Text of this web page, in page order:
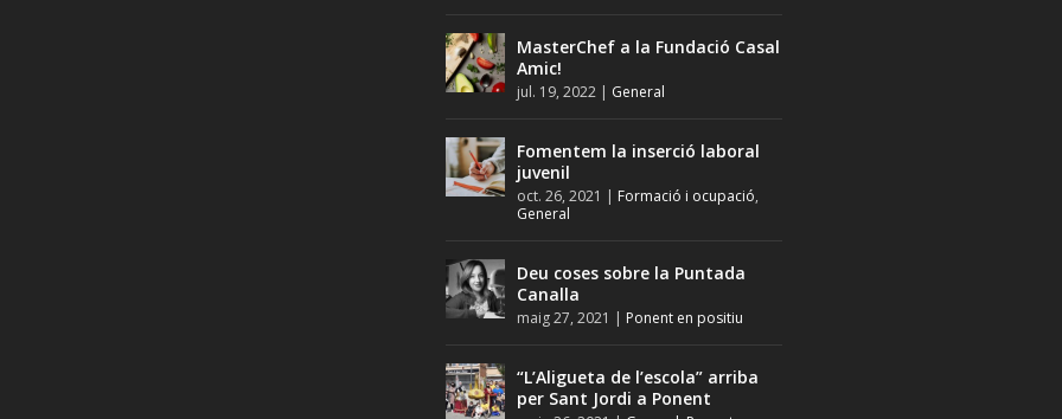
MasterChef a la Fundació Casal
Amic!
jul. 19, 2022| General
Fomentem la inserció laboral
juvenil
oct. 26, 2021 | Formació i ocupació,
General
Deu coses sobre la Puntada
Canalla
maig 27, 2021 | Ponent en positiu
“L’Aligueta de l’escola” arriba
per Sant Jordi a Ponent